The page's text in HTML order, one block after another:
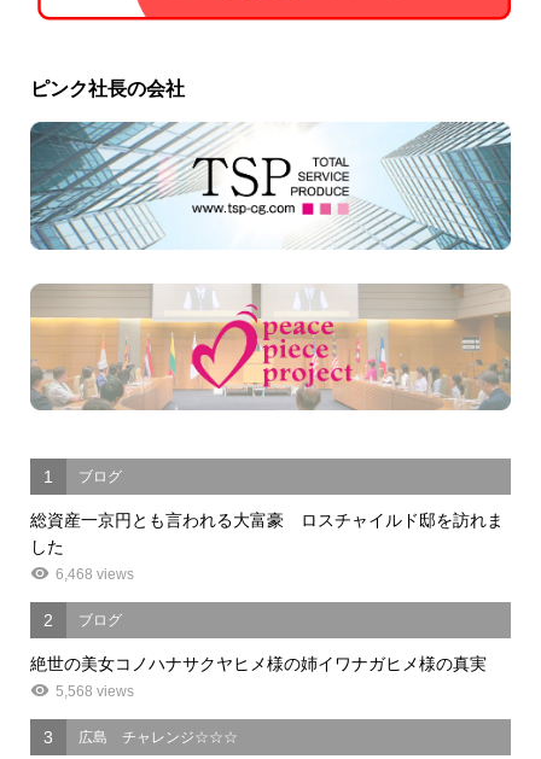
ピンク社長の会社
1 ブログ
総資産一京円とも言われる大富豪 ロスチャイルド邸を訪れま
した
6,468 views
2 ブログ
絶世の美女コノハナサクヤヒメ様の姉イワナガヒメ様の真実
5,568 views
3 広島 チャレンジ☆☆☆